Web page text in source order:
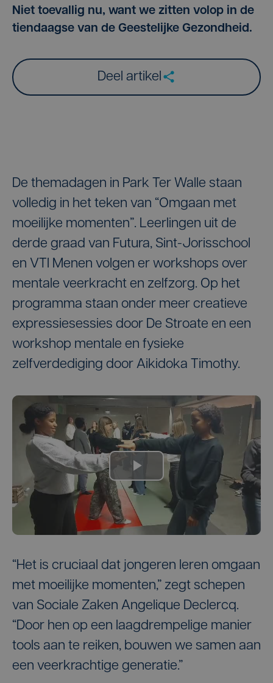
Niet toevallig nu, want we zitten volop in de
tiendaagse van de Geestelijke Gezondheid.
Deel artikel
De themadagen in Park Ter Walle staan
volledig in het teken van “Omgaan met
moeilijke momenten”. Leerlingen uit de
derde graad van Futura, Sint-Jorisschool
en VTI Menen volgen er workshops over
mentale veerkracht en zelfzorg. Op het
programma staan onder meer creatieve
expressiesessies door De Stroate en een
workshop mentale en fysieke
zelfverdediging door Aikidoka Timothy.
“Het is cruciaal dat jongeren leren omgaan
met moeilijke momenten,” zegt schepen
van Sociale Zaken Angelique Declercq.
“Door hen op een laagdrempelige manier
tools aan te reiken, bouwen we samen aan
een veerkrachtige generatie.”